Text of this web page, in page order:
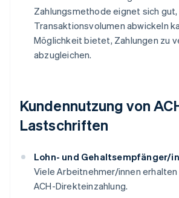
Zahlungsmethode eignet sich
Transaktionsvolumen abwickeln
Möglichkeit bietet, Zahlungen zu
abzugleichen.
Kundennutzung von
Lastschriften
Lohn- und Gehaltsempfänger/
Viele Arbeitnehmer/innen
ACH-Direkteinzahlung.